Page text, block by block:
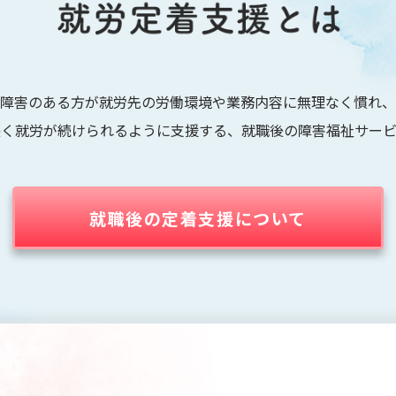
障害のある方が就労先の労働環境や業務内容に無理なく慣れ、
就労が続けられるように支援する、就職後の障害福祉サー
就職後の定着支援について